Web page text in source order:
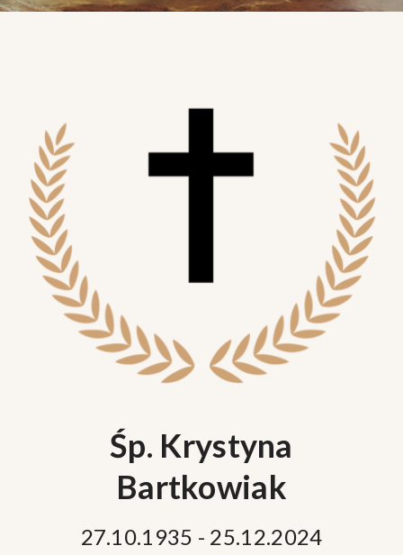
Śp. Krystyna
Bartkowiak
27.10.1935 - 25.12.2024